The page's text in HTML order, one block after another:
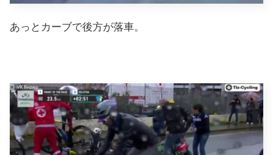
あっとカーブで後方が落車。